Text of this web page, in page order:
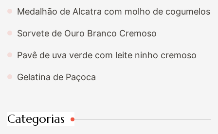
Medalhão de Alcatra com molho de cogumelos
Sorvete de Ouro Branco Cremoso
Pavê de uva verde com leite ninho cremoso
Gelatina de Paçoca
Categorias